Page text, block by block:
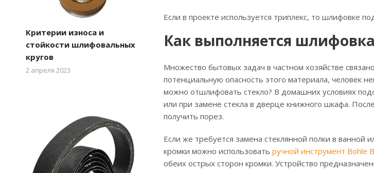
Если в проекте используется триплекс, то шлифовке
Как выполняется шлифовка
Множество бытовых задач в частном хозяйстве
потенциальную опасность этого материала, человек
можно отшлифовать стекло? В домашних условиях
или при замене стекла в дверце книжного шкафа.
получить порез.
Если же требуется замена стеклянной полки в
кромки можно использовать ручной инструмент Bohle
обеих острых сторон кромки. Устройство
Критерии износа и
стойкости шлифовальных
кругов
2 апреля 2023